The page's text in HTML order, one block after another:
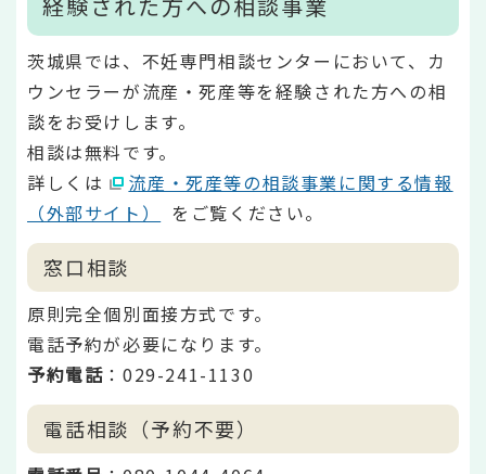
経験された方への相談事業
茨城県では、不妊専門相談センターにおいて、カ
ウンセラーが流産・死産等を経験された方への相
談をお受けします。
相談は無料です。
詳しくは
流産・死産等の相談事業に関する情報
（外部サイト）
をご覧ください。
窓口相談
原則完全個別面接方式です。
電話予約が必要になります。
予約電話 ：029-241-1130
電話相談（予約不要）